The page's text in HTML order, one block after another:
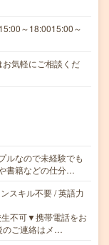
～18:0015:00～
気軽にご相談くだ
ルなので未経験でも
書籍などの仕分…
スキル不要 / 英語力
不可▼携帯電話をお
のご連絡はメ…